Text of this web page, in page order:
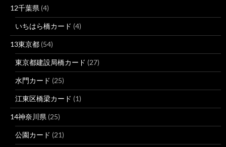
12千葉県 (4)
いちはら橋カード (4)
13東京都 (54)
東京都建設局橋カード (27)
水門カード (25)
江東区橋梁カード (1)
14神奈川県 (25)
公園カード (21)